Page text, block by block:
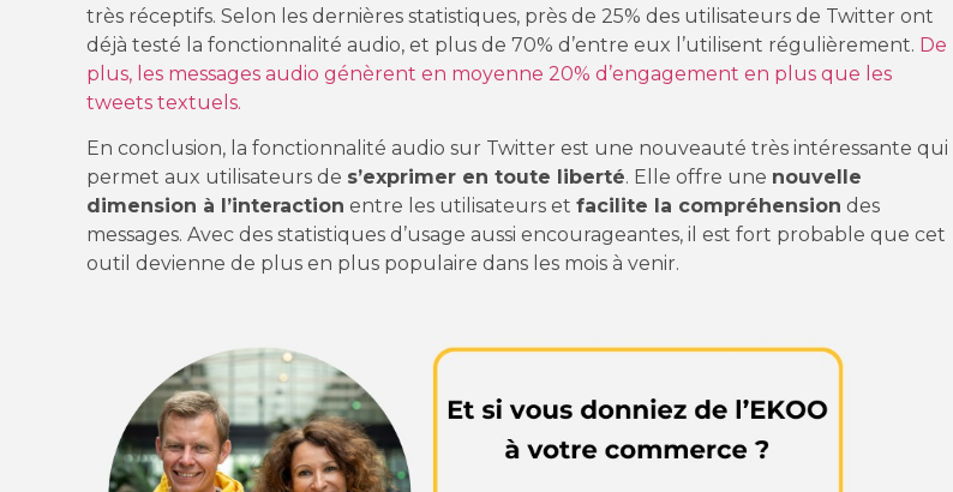
très réceptifs. Selon les dernières statistiques, près de 25% des utilisateurs de Twitter ont
déjà testé la fonctionnalité audio, et plus de 70% d’entre eux l’utilisent régulièrement. De
plus, les messages audio génèrent en moyenne 20% d’engagement en plus que les
tweets textuels.
En conclusion, la fonctionnalité audio sur Twitter est une nouveauté très intéressante qui
permet aux utilisateurs de s’exprimer en toute liberté. Elle offre une nouvelle
dimension à l’interaction entre les utilisateurs et facilite la compréhension des
messages. Avec des statistiques d’usage aussi encourageantes, il est fort probable que cet
outil devienne de plus en plus populaire dans les mois à venir.